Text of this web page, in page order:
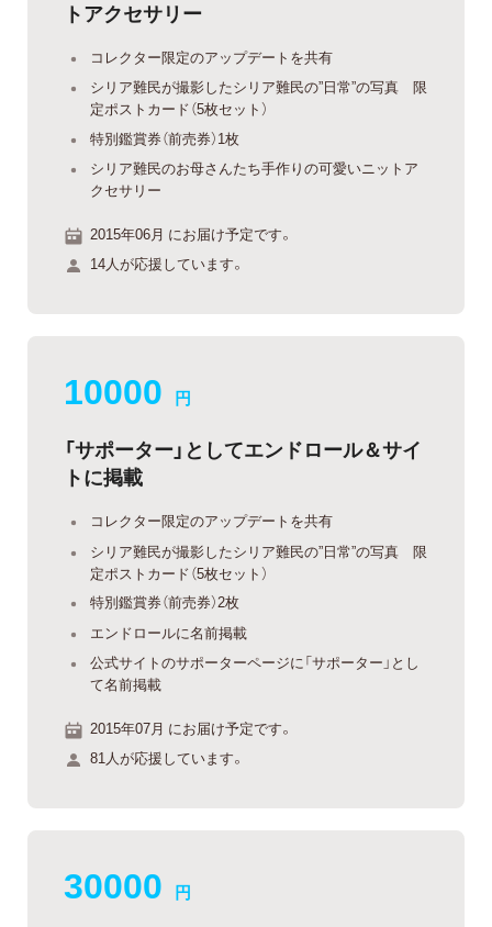
トアクセサリー
コレクター限定のアップデートを共有
シリア難民が撮影したシリア難民の”日常”の写真 限
定ポストカード（5枚セット）
特別鑑賞券（前売券）1枚
シリア難民のお母さんたち手作りの可愛いニットア
クセサリー
2015年06月 にお届け予定です。
14人が応援しています。
10000 円
「サポーター」としてエンドロール＆サイ
トに掲載
コレクター限定のアップデートを共有
シリア難民が撮影したシリア難民の”日常”の写真 限
定ポストカード（5枚セット）
特別鑑賞券（前売券）2枚
エンドロールに名前掲載
公式サイトのサポーターページに「サポーター」とし
て名前掲載
2015年07月 にお届け予定です。
81人が応援しています。
30000 円